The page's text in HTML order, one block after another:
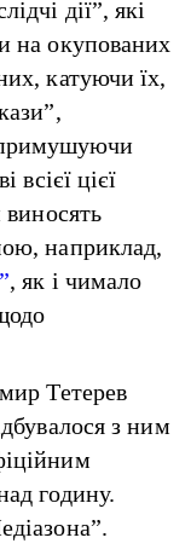
дії”, які
на окупованих
катуючи їх,
всієї цієї
виносять
наприклад,
, як і чимало
Тетерев
з ним
годину.